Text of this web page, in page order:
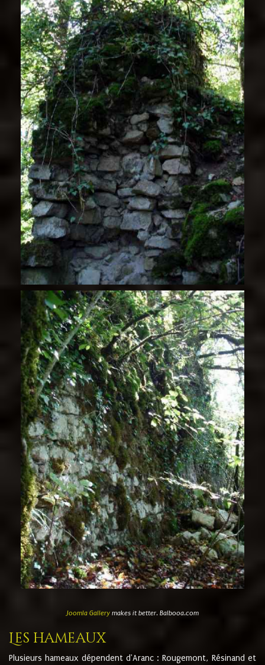
Joomla Gallerymakes it better. Balbooa.com
Les hameaux
Plusieurs hameaux dépendent d'Aranc : Rougemont, Résinand et